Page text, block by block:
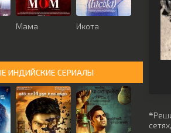
Мама Икота
ИНДИЙСКИЕ СЕРИАЛЫ